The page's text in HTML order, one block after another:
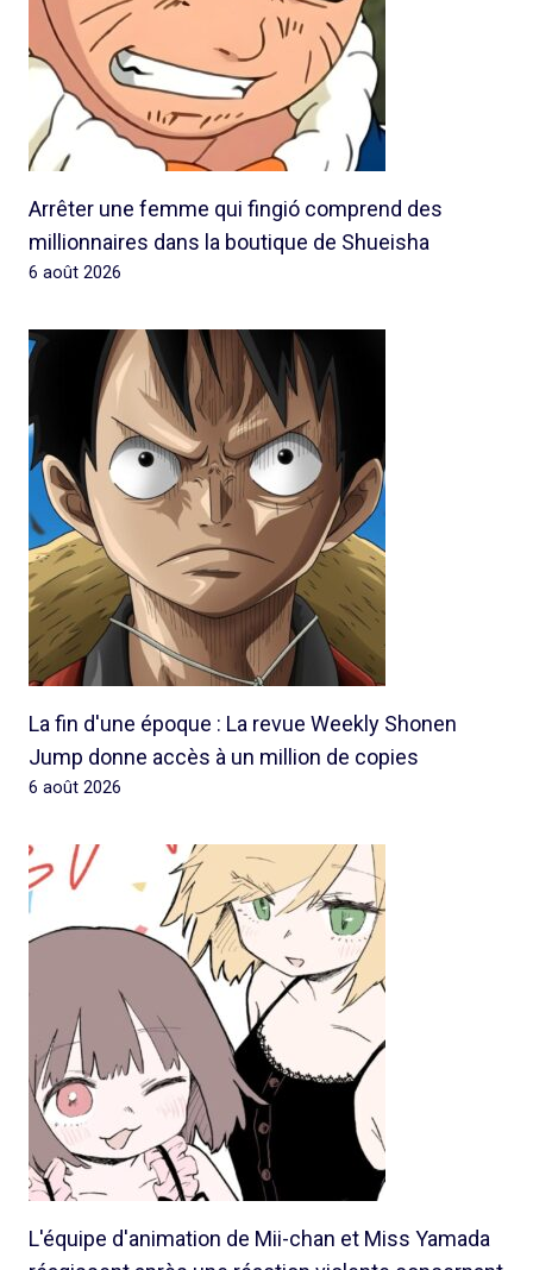
Arrêter une femme qui fingió comprend des
millionnaires dans la boutique de Shueisha
6 août 2026
La fin d'une époque : La revue Weekly Shonen
Jump donne accès à un million de copies
6 août 2026
L'équipe d'animation de Mii-chan et Miss Yamada